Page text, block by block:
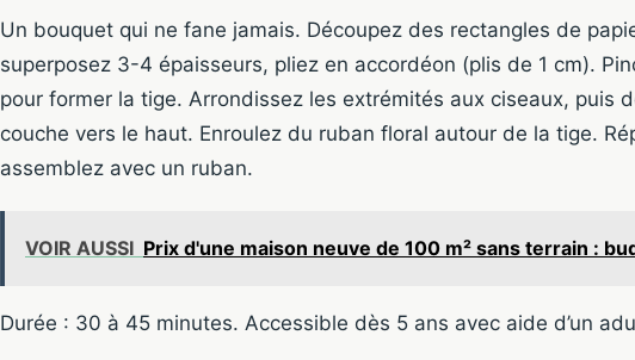
Un bouquet qui ne fane jamais. Découpez des rectangles de
superposez 3-4 épaisseurs, pliez en accordéon (plis de 1 cm).
pour former la tige. Arrondissez les extrémités aux ciseaux, puis
couche vers le haut. Enroulez du ruban floral autour de la tige.
assemblez avec un ruban.
VOIR AUSSI Prix d'une maison neuve de 100 m² sans terrain :
Durée : 30 à 45 minutes. Accessible dès 5 ans avec aide d’un